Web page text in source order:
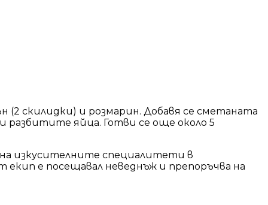
(2 скилидки) и розмарин. Добавя се сметаната
разбитите яйца. Готви се още около 5
изкусителните специалитети в
екип е посещавал неведнъж и препоръчва на